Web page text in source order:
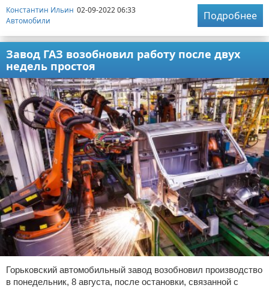
Константин Ильин 02-09-2022 06:33
Автомобили
Подробнее
Завод ГАЗ возобновил работу после двух
недель простоя
Горьковский автомобильный завод возобновил производство
в понедельник, 8 августа, после остановки, связанной с